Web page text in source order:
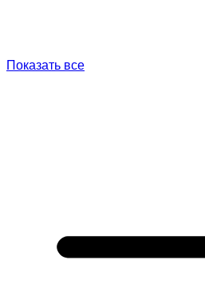
Показать все